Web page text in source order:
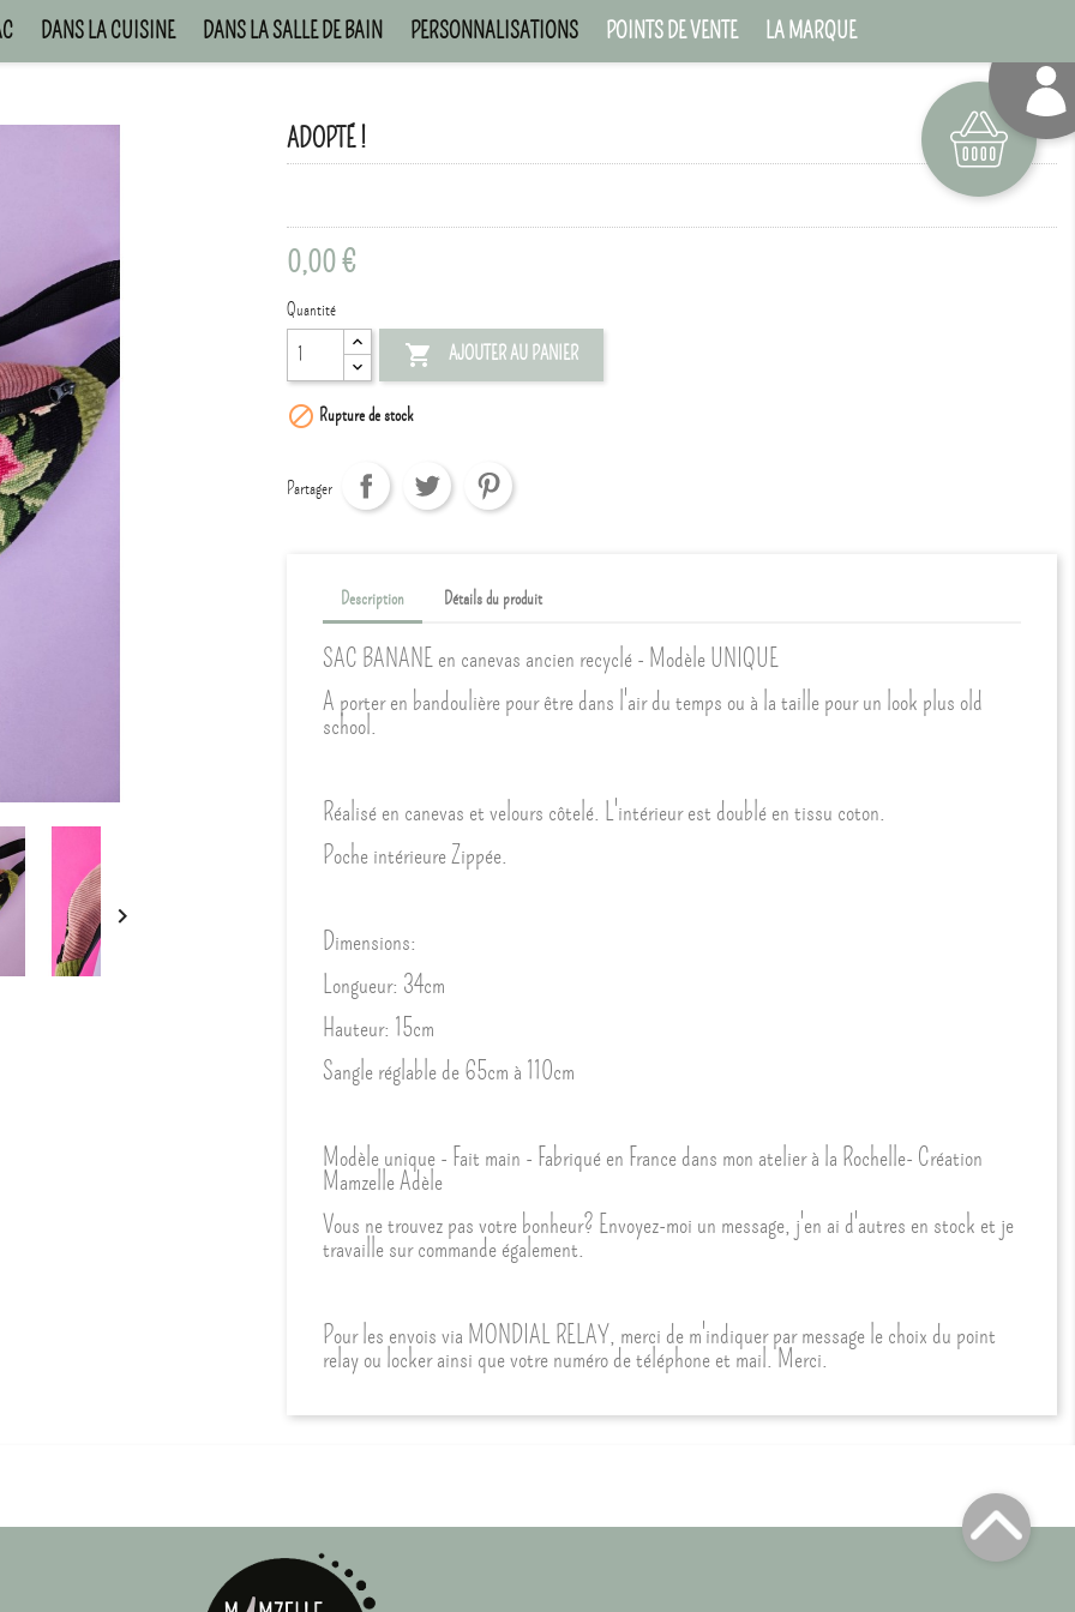
DANS LA CUISINE DANS LA SALLE DE BAIN PERSONNALISATIONS POINTS DE VENTE LA MARQUE
Panier

ADOPTÉ !
0,00 €
Quantité
 AJOUTER AU PANIER
 Rupture de stock
Partager
Description Détails du produit
SAC BANANE en canevas ancien recyclé - Modèle UNIQUE
A porter en bandoulière pour être dans l'air du temps ou à la taille pour un look plus old
school.
Réalisé en canevas et velours côtelé. L'intérieur est doublé en tissu coton.
Poche intérieure Zippée.
Dimensions:
Longueur: 34cm
Hauteur: 15cm
Sangle réglable de 65cm à 110cm
Modèle unique - Fait main - Fabriqué en France dans mon atelier à la Rochelle- Création
Mamzelle Adèle
Vous ne trouvez pas votre bonheur? Envoyez-moi un message, j'en ai d'autres en stock et je
travaille sur commande également.
Pour les envois via MONDIAL RELAY, merci de m'indiquer par message le choix du point
relay ou locker ainsi que votre numéro de téléphone et mail. Merci.